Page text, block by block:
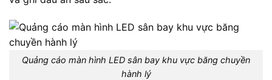
Quảng cáo màn hình LED sân bay khu vực băng chuyền
hành lý